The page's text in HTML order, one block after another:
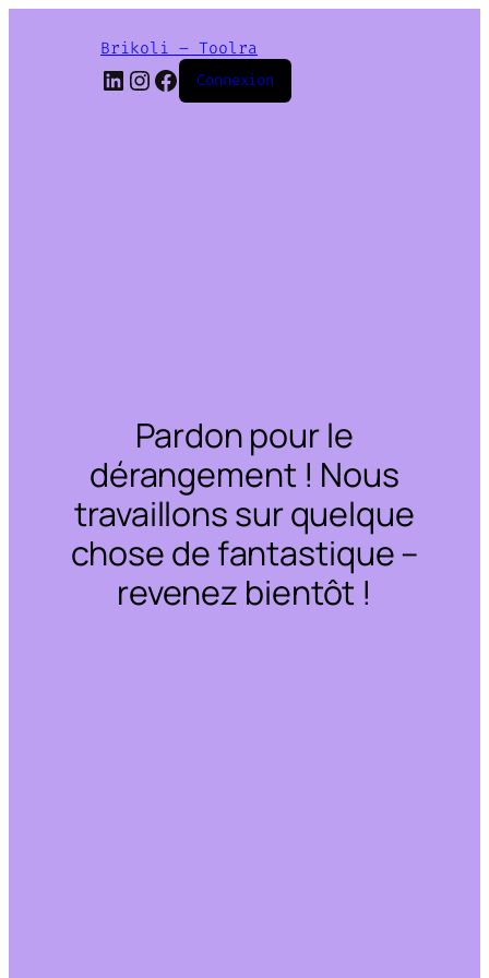
Brikoli – Toolra
LinkedIn
Instagram
Facebook
Connexion
Pardon pour le
dérangement ! Nous
travaillons sur quelque
chose de fantastique –
revenez bientôt !